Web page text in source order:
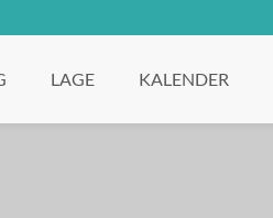
LAGE KALENDER